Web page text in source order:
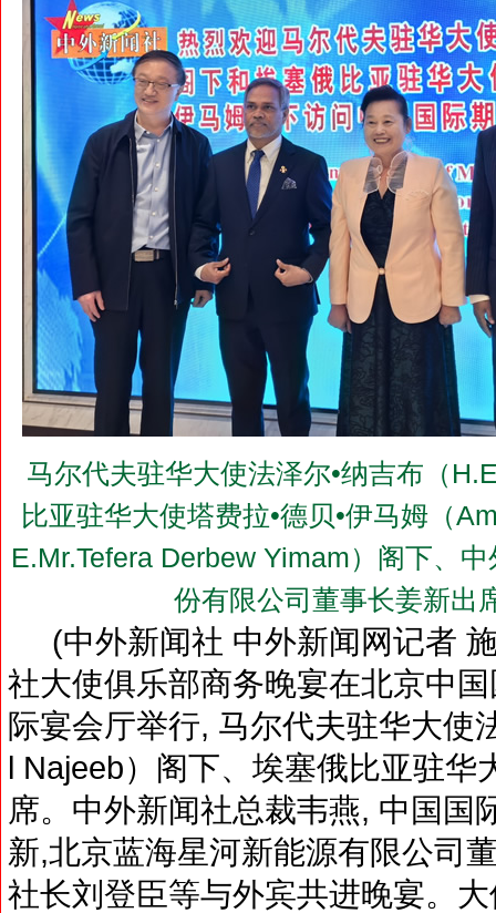
马尔代夫驻华大使法泽尔•纳吉布（
比亚驻华大使塔费拉•德贝•伊马姆（
E.Mr.Tefera Derbew Yimam）阁下、
份有限公司董事长姜新出
(中外新闻社 中外新闻网记者
社大使俱乐部商务晚宴在北京中
际宴会厅举行, 马尔代夫驻华大使
l Najeeb）阁下、埃塞俄比亚驻华
席。中外新闻社总裁韦燕, 中国国
新,北京蓝海星河新能源有限公司
社长刘登臣等与外宾共进晚宴。